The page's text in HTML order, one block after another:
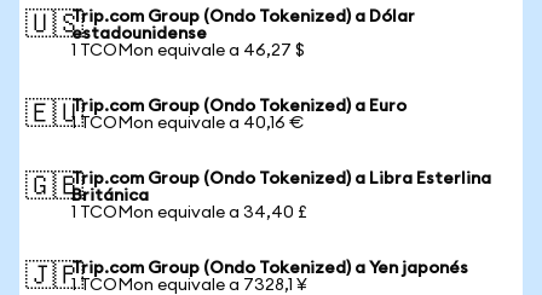
🇺🇸Trip.com Group (Ondo Tokenized) a Dólar
estadounidense
1 TCOMon equivale a 46,27 $
🇪🇺Trip.com Group (Ondo Tokenized) a Euro
1 TCOMon equivale a 40,16 €
🇬🇧Trip.com Group (Ondo Tokenized) a Libra Esterlina
Británica
1 TCOMon equivale a 34,40 £
🇯🇵Trip.com Group (Ondo Tokenized) a Yen japonés
1 TCOMon equivale a 7328,1 ¥